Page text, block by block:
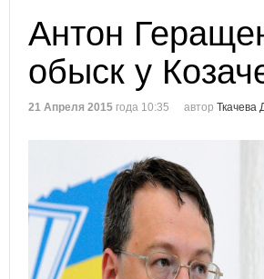
Антон
обыск у
21 Апреля 2015 года 10:35 автор Ткачева